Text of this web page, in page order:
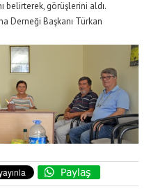
belirterek, görüşlerini aldı.
Derneği Başkanı Türkan